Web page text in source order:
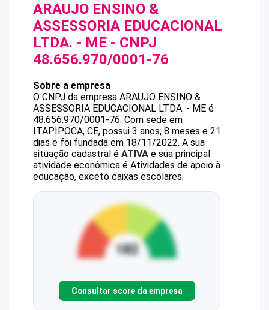
ARAUJO ENSINO &
ASSESSORIA EDUCACIONAL
LTDA. - ME - CNPJ
48.656.970/0001-76
Sobre a empresa
O CNPJ da empresa ARAUJO ENSINO &
ASSESSORIA EDUCACIONAL LTDA. - ME é
48.656.970/0001-76. Com sede em
ITAPIPOCA, CE, possui 3 anos, 8 meses e 21
dias e foi fundada em 18/11/2022. A sua
situação cadastral é ATIVA e sua principal
atividade econômica é Atividades de apoio à
educação, exceto caixas escolares.
Consultar score da empresa